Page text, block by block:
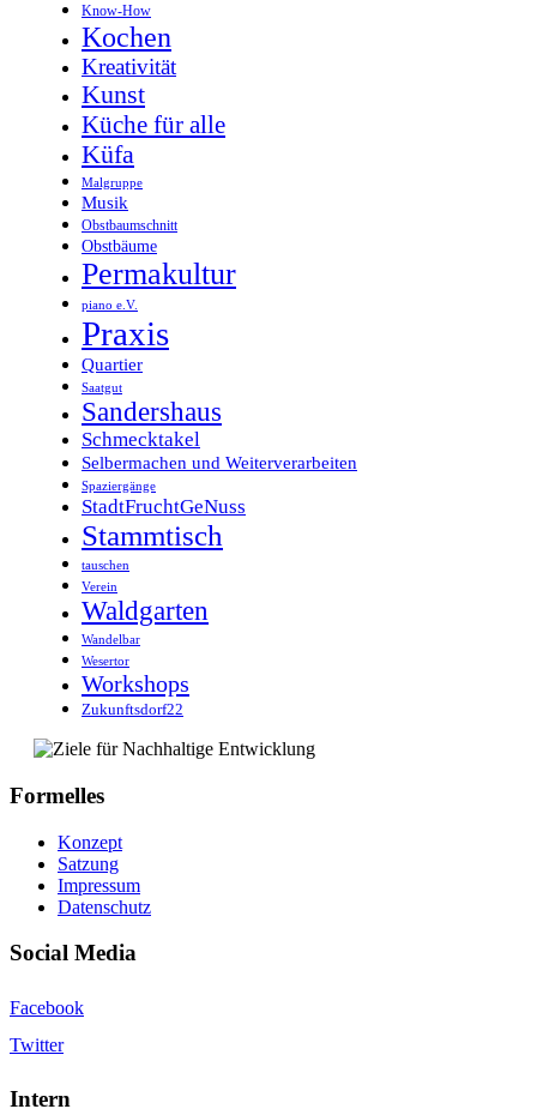
Know-How
Kochen
Kreativität
Kunst
Küche für alle
Küfa
Malgruppe
Musik
Obstbaumschnitt
Obstbäume
Permakultur
piano e.V.
Praxis
Quartier
Saatgut
Sandershaus
Schmecktakel
Selbermachen und Weiterverarbeiten
Spaziergänge
StadtFruchtGeNuss
Stammtisch
tauschen
Verein
Waldgarten
Wandelbar
Wesertor
Workshops
Zukunftsdorf22
Formelles
Konzept
Satzung
Impressum
Datenschutz
Social Media
Facebook
Twitter
Intern